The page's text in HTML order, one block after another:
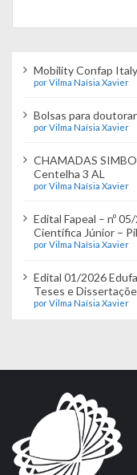
Mobility Confap
por Vilma Naísia Xavier
Bolsas para
por Vilma Naísia Xavier
CHAMADAS
Centelha 3 AL
por Vilma Naísia Xavier
Edital Fapeal – nº
Científica Júnior –
por Vilma Naísia Xavier
Edital 01/2026
Teses e
por Vilma Naísia Xavier